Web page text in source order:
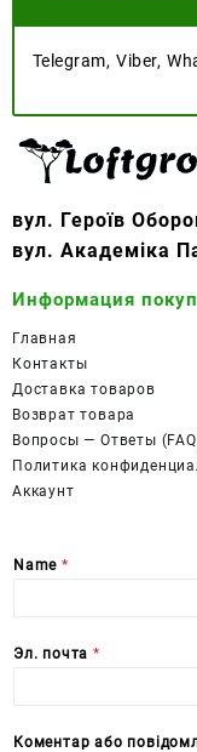
Telegram, Viber,
вул. Героїв
вул. Академіка
Информация
Главная
Контакты
Доставка товаров
Возврат товара
Вопросы — Ответы
Политика
Аккаунт
Name *
Эл. почта *
Коментар або